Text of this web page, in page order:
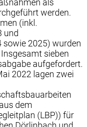
als
werden.
(inkl.
und
sowie 2025) wurden
sieben
aufgefordert.
2022 lagen zwei
dem
(LBP)) für